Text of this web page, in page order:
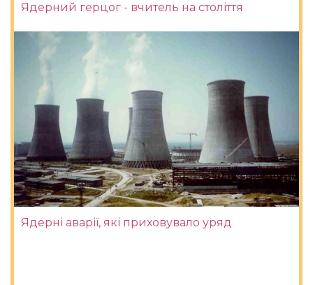
Ядерний герцог - вчитель на століття
Ядерні аварії, які приховувало уряд